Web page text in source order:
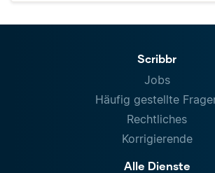
Scribbr
Jobs
Häufig gestellte
Rechtliches
Korrigierende
Alle Dienste